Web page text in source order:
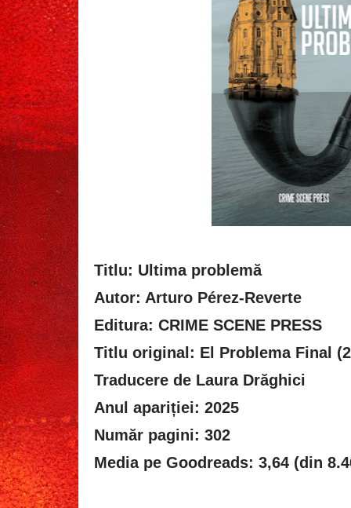
Titlu: Ultima problemă
Autor: Arturo Pérez-Reverte
Editura: CRIME SCENE PRESS
Titlu original: El Problema Final
Traducere de Laura Drăghici
Anul apariției: 2025
Număr pagini: 302
Media pe Goodreads: 3,64 (din